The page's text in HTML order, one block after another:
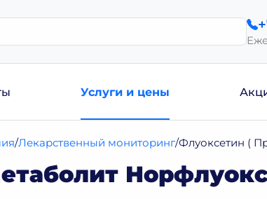
Услуги и цены
Лекарственный мониторинг Флуоксетин (